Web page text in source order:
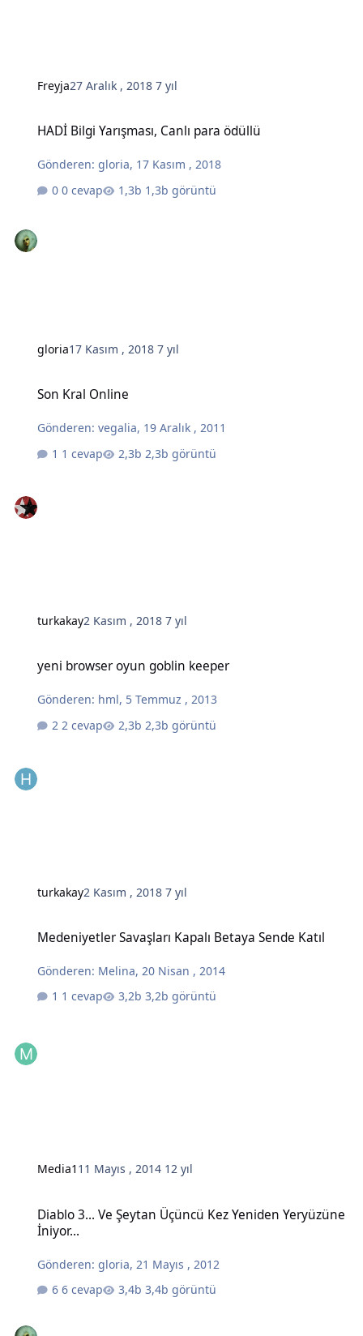
Freyja27 Aralık , 20187 yıl
HADİ Bilgi Yarışması, Canlı para ödüllü
Gönderen:gloria, 17 Kasım , 2018
0 cevap
1,3b görüntü
gloria17 Kasım , 20187 yıl
Son Kral Online
Gönderen:vegalia, 19 Aralık , 2011
1 cevap
2,3b görüntü
turkakay2 Kasım , 20187 yıl
yeni browser oyun goblin keeper
Gönderen: hml, 5 Temmuz , 2013
2 cevap
2,3b görüntü
turkakay2 Kasım , 20187 yıl
Medeniyetler Savaşları Kapalı Betaya Sende Katıl
Gönderen: Melina,20 Nisan , 2014
1 cevap
3,2b görüntü
Media1 11 Mayıs , 2014 12 yıl
Diablo 3... Ve Şeytan Üçüncü Kez Yeniden Yeryüzüne
İniyor...
Gönderen:gloria, 21 Mayıs , 2012
6 cevap
3,4b görüntü